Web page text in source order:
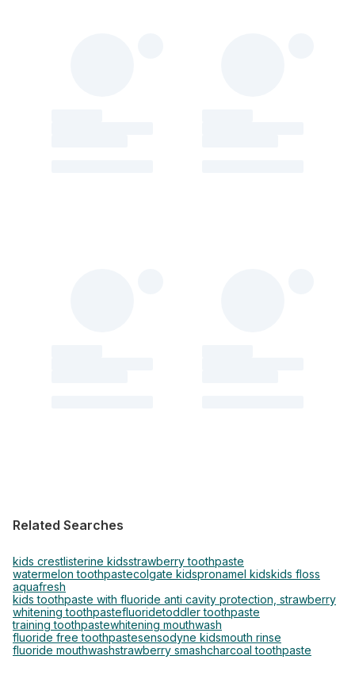
Related Searches
kids crestlisterine kidsstrawberry toothpaste
watermelon toothpastecolgate kidspronamel kidskids floss
aquafresh
kids toothpaste with fluoride anti cavity protection, strawberry
whitening toothpastefluoridetoddler toothpaste
training toothpastewhitening mouthwash
fluoride free toothpastesensodyne kidsmouth rinse
fluoride mouthwashstrawberry smashcharcoal toothpaste